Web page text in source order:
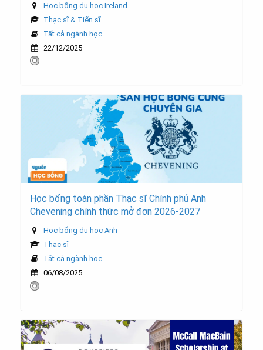
Học bổng du học Ireland
Thạc sĩ & Tiến sĩ
Tất cả ngành học
22/12/2025
Học bổng toàn phần Thạc sĩ Chính phủ Anh
Chevening chính thức mở đơn 2026-2027
Học bổng du học Anh
Thạc sĩ
Tất cả ngành học
06/08/2025